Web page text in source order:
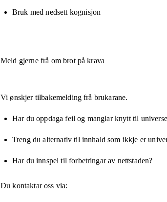
Bruk med nedsett kognisjon
Meld gjerne frå om brot på krava
Vi ønskjer tilbakemelding frå brukarane.
Har du oppdaga feil og manglar knytt til
Treng du alternativ til innhald som ikkje er
Har du innspel til forbetringar av nettstaden?
Du kontaktar oss via: